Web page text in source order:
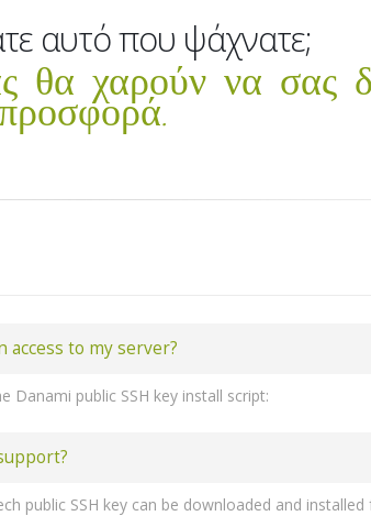
αυτό που ψάχνατε;
θα χαρούν να σας
access to my server?
public SSH key install script:
root):
rm -vf danami_public_key.sh wget https://www.danami.com/clients/
install the
and to the SSH port if you are behind a
public SSH key can be downloaded and